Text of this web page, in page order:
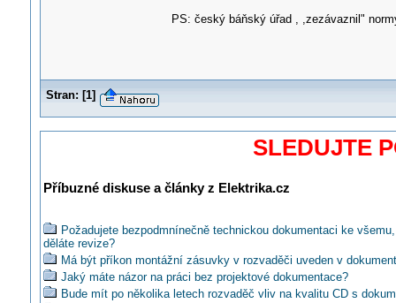
PS: český báňský úřad , ,zezávaznil"
Stran: [1]
SLEDUJTE
Příbuzné diskuse a články z Elektrika.cz
Požadujete bezpodmnínečně technickou dokumentaci ke
děláte revize?
Má být příkon montážní zásuvky v rozvaděči uveden v
Jaký máte názor na práci bez projektové dokumentace?
Bude mít po několika letech rozvaděč vliv na kvalitu CD s